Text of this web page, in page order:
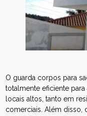
O guarda corpos para
totalmente eficiente
locais altos, tanto em
comerciais. Além disso,